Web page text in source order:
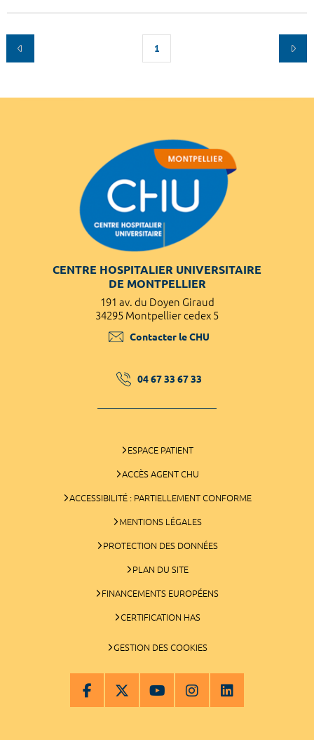
1
CENTRE HOSPITALIER UNIVERSITAIRE
DE MONTPELLIER
191 av. du Doyen Giraud
34295 Montpellier cedex 5
Contacter le CHU
04 67 33 67 33
ESPACE PATIENT
ACCÈS AGENT CHU
ACCESSIBILITÉ : PARTIELLEMENT CONFORME
MENTIONS LÉGALES
PROTECTION DES DONNÉES
PLAN DU SITE
FINANCEMENTS EUROPÉENS
CERTIFICATION HAS
GESTION DES COOKIES